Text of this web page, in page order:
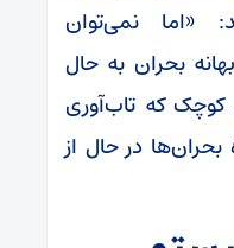
«اما نمی‌توان
بحران به حال
که تاب‌آوری
بحران‌ها در حال از